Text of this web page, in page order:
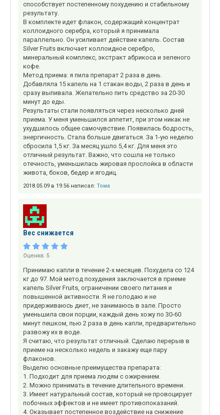
способствует постепенному похудению и стабильному
результату.
В комплекте идет флакон, содержащий концентрат
коллоидного серебра, который я принимала
параллельно. Он усиливает действие капель. Состав
Silver Fruits включает коллоидное серебро,
минеральный комплекс, экстракт абрикоса и зеленого
кофе.
Метод приема: я пила препарат 2 раза в день.
Добавляла 15 капель на 1 стакан воды, 2 раза в день и
сразу выпивала. Желательно пить средство за 20-30
минут до еды.
Результаты стали появляться через несколько дней
приема. У меня уменьшился аппетит, при этом никак не
ухудшилось общее самочувствие. Появилась бодрость,
энергичность. Стала больше двигаться. За 1-ую неделю
сбросила 1,5 кг. За месяц ушло 5,4 кг. Для меня это
отличный результат. Важно, что сошла не только
отечность, уменьшилась жировая прослойка в области
живота, боков, бедер и ягодиц.
2018.05.09 в 19:56 написал: Тома
Вес снижается
Оценка: 5
Принимаю капли в течение 2-х месяцев. Похудела со 124
кг до 97. Мой метод похудения заключается в приеме
капель Silver Fruits, ограничении своего питания и
повышенной активности. Я не голодаю и не
придерживаюсь диет, не занимаюсь в зале. Просто
уменьшила свои порции, каждый день хожу по 30-60
минут пешком, пью 2 раза в день капли, предварительно
развожу их в воде.
Я считаю, что результат отличный. Сделаю перерыв в
приеме на несколько недель и закажу еще пару
флаконов.
Выделю основные преимущества препарата:
1. Подходит для приема людям с ожирением.
2. Можно принимать в течение длительного времени.
3. Имеет натуральный состав, который не провоцирует
побочных эффектов и не имеет противопоказаний.
4. Оказывает постепенное воздействие на снижение